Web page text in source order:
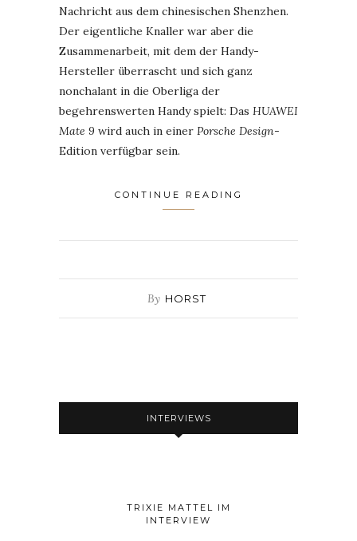
Nachricht aus dem chinesischen Shenzhen.
Der eigentliche Knaller war aber die
Zusammenarbeit, mit dem der Handy-
Hersteller überrascht und sich ganz
nonchalant in die Oberliga der
begehrenswerten Handy spielt: Das HUAWEI
Mate 9 wird auch in einer Porsche Design-
Edition verfügbar sein.
CONTINUE READING
By HORST
INTERVIEWS
TRIXIE MATTEL IM
INTERVIEW